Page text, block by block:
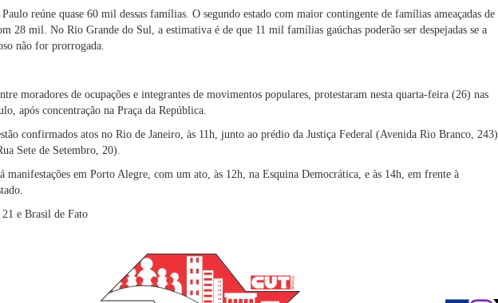
Paulo reúne quase 60 mil dessas famílias. O segundo estado com maior contingente de famílias ameaçadas de
28 mil. No Rio Grande do Sul, a estimativa é de que 11 mil famílias gaúchas poderão ser despejadas se a
não for prorrogada.
moradores de ocupações e integrantes de movimentos populares, protestaram nesta quarta-feira (26) nas
após concentração na Praça da República.
confirmados atos no Rio de Janeiro, às 11h, junto ao prédio da Justiça Federal (Avenida Rio Branco, 243)
Sete de Setembro, 20).
manifestações em Porto Alegre, com um ato, às 12h, na Esquina Democrática, e às 14h, em frente à
e Brasil de Fato